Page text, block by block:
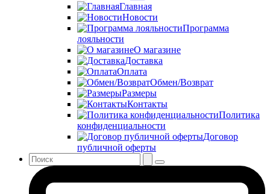
Главная
Новости
Программа
лояльности
О магазине
Доставка
Оплата
Обмен/Возврат
Размеры
Контакты
Политика
конфиденциальности
Договор
публичной оферты